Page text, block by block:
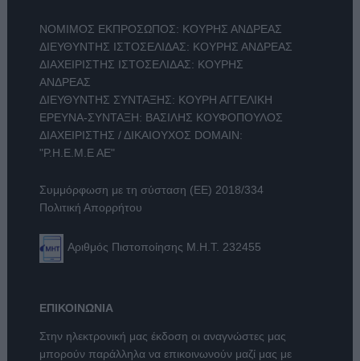
ΝΟΜΙΜΟΣ ΕΚΠΡΟΣΩΠΟΣ: ΚΟΥΡΗΣ ΑΝΔΡΕΑΣ
ΔΙΕΥΘΥΝΤΗΣ ΙΣΤΟΣΕΛΙΔΑΣ: ΚΟΥΡΗΣ ΑΝΔΡΕΑΣ
ΔΙΑΧΕΙΡΙΣΤΗΣ ΙΣΤΟΣΕΛΙΔΑΣ: ΚΟΥΡΗΣ
ΑΝΔΡΕΑΣ
ΔΙΕΥΘΥΝΤΗΣ ΣΥΝΤΑΞΗΣ: ΚΟΥΡΗ ΑΓΓΕΛΙΚΗ
ΕΡΕΥΝΑ-ΣΥΝΤΑΞΗ: ΒΑΣΙΛΗΣ ΚΟΥΦΟΠΟΥΛΟΣ
ΔΙΑΧΕΙΡΙΣΤΗΣ / ΔΙΚΑΙΟΥΧΟΣ DOMAIN:
"Ρ.Η.Ε.Μ.Ε ΑΕ"
Συμμόρφωση με τη σύσταση (ΕΕ) 2018/334
Πολιτική Απορρήτου
Αριθμός Πιστοποίησης Μ.Η.Τ. 232455
ΕΠΙΚΟΙΝΩΝΙΑ
Στην ηλεκτρονική μας έκδοση οι αναγνώστες μας
μπορούν παράλληλα να επικοινωνούν μαζί μας με